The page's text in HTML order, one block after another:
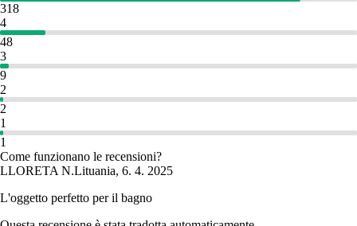
318
4
48
3
9
2
2
1
1
Come funzionano le recensioni?
LLORETA N.Lituania, 6. 4. 2025
L'oggetto perfetto per il bagno